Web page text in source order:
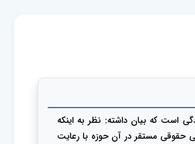
است که بیان داشته: نظر به اینکه
دادگاه عمومی حقوقی مستقر در آن حوزه با رعایت